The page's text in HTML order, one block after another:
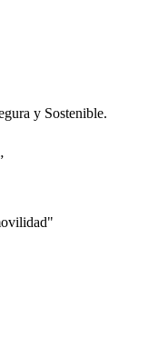
y Sostenible.